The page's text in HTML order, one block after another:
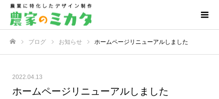
ブログ お知らせ ホームページリニューアルしました
2022.04.13
ホームページリニューアルしました